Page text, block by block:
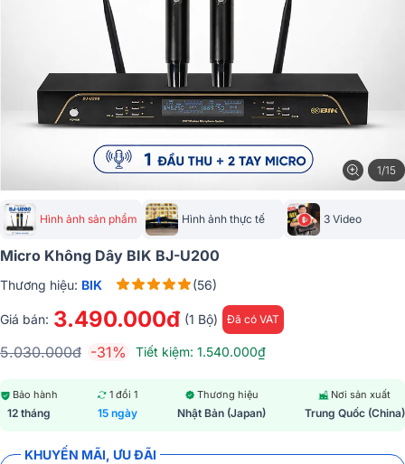
1/15
Hình ảnh sản phẩm Hình ảnh thực tế 3 Video
Micro Không Dây BIK BJ-U200
Thương hiệu: BIK (56)
Giá bán: 3.490.000đ (1 Bộ) Đã có VAT
5.030.000đ -31% Tiết kiệm: 1.540.000₫
Bảo hành
12 tháng
1 đổi 1
15 ngày
Thương hiệu
Nhật Bản (Japan)
Nơi sản xuất
Trung Quốc (China)
KHUYẾN MÃI, ƯU ĐÃI